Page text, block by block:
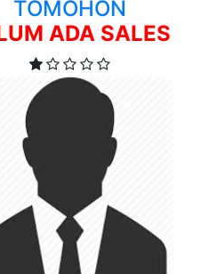
TOMOHON
ADA SALES